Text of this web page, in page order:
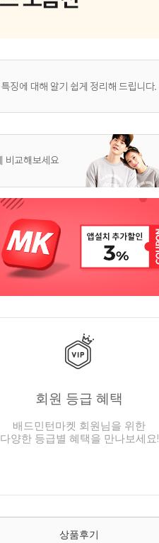
회원 등급 혜택
배드민턴마켓 회원님을 위한
다양한 등급별 혜택을 만나보세요!
상품후기